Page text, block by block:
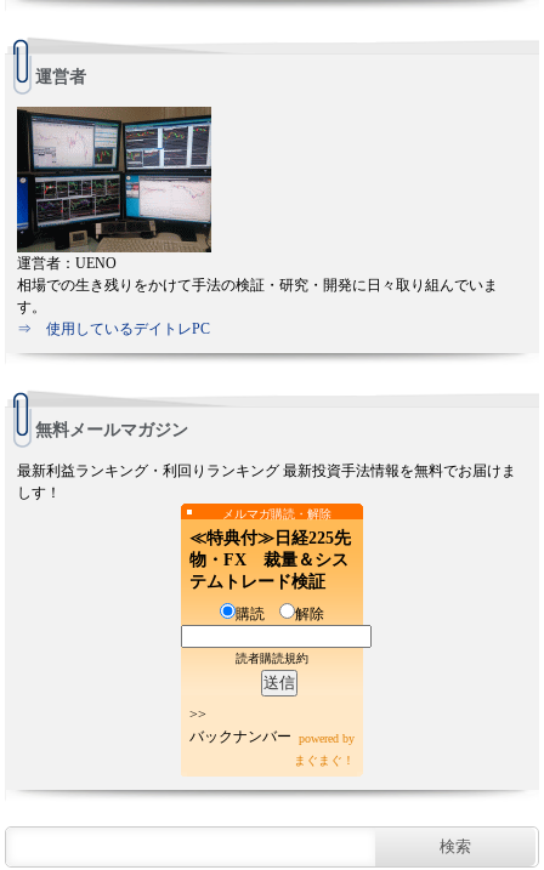
運営者
運営者：UENO
相場での生き残りをかけて手法の検証・研究・開発に日々取り組んでいま
す。
⇒ 使用しているデイトレPC
無料メールマガジン
最新利益ランキング・利回りランキング 最新投資手法情報を無料でお届けま
しす！
メルマガ購読・解除
≪特典付≫日経225先
物・FX 裁量＆シス
テムトレード検証
購読 解除
読者購読規約
>>
バックナンバー
powered by
まぐまぐ！